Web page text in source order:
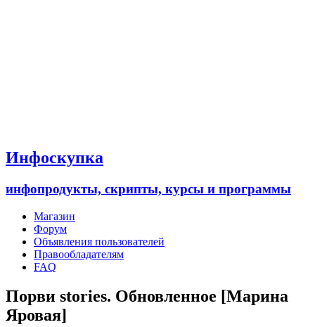
Инфоскупка
инфопродукты, скрипты, курсы и программы
Магазин
Форум
Объявления пользователей
Правообладателям
FAQ
Порви stories. Обновленное [Марина
Яровая]